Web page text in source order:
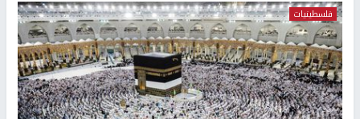
فلسطينيات